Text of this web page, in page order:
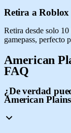
Retira a Roblox
Retira desde solo
gamepass, perfecto
American
FAQ
¿De verdad
American